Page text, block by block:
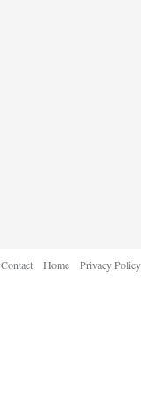
Contact Home Privacy Policy